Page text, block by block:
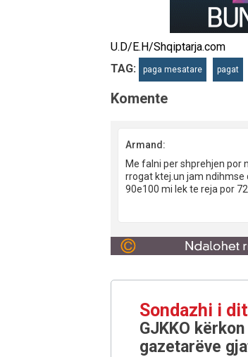
U.D/E.H/Shqiptarja.com
TAG:
paga mesatare pagat
Komente
Armand:
Me falni per shprehjen por
rrogat ktej.un jam ndihmse
90e100 mi lek te reja por
Sondazhi i
GJKKO
gazetarëve